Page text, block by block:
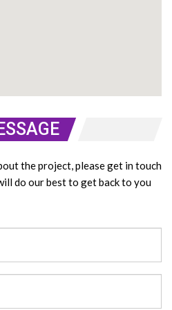
the project, please get in touch
do our best to get back to you